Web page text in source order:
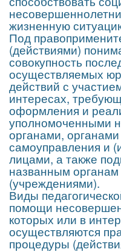
жизненную
Под
(действиями)
совокупность
осуществляемых
действий с
интересах,
оформления и
уполномоченными
органами,
самоуправления и
лицами, а также
названным
(учреждениями).
Виды
помощи
которых или в
осуществляются
процедуры